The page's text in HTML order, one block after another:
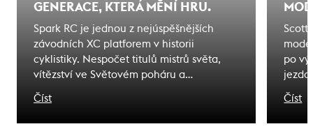
GENERACE, KTERÁ MĚNÍ HRU.
Spark RC je jednou z nejúspěšnějších
závodních XC platforem v historii
cyklistiky. Nespočet titulů mistrů světa,
vítězství ve Světovém poháru a
olympijských medailí. Kolo, jehož jméno
se stalo synonymem úspěchu. To dědictví
není jen nostalgií - je to závazek. Důkaz
Číst
Scott
po
Číst